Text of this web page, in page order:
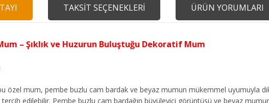
TAKSİT SEÇENEKLERİ ÜRÜN YORUMLARI
– Şıklık ve Huzurun Buluştuğu Dekoratif Mum
özel mum, pembe buzlu cam bardak ve beyaz mumun mükemmel
edilebilir. Pembe buzlu cam bardağın büyüleyici görüntüsü ve beyaz